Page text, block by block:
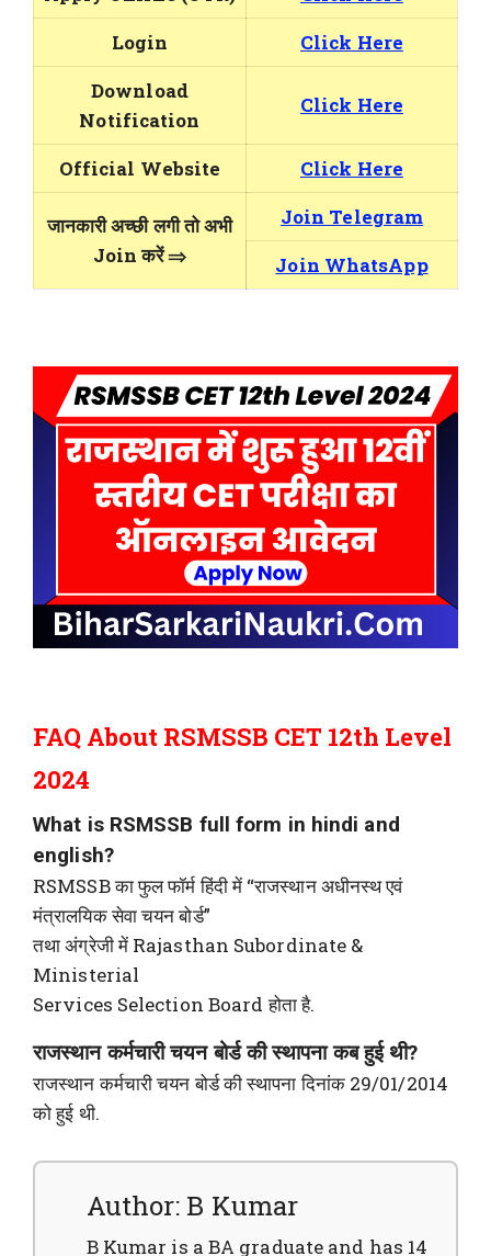
Login
Click Here
Download
Notification
Click Here
Official Website Click Here
जानकारी अच्छी लगी तो अभी
Join करें ⇒
Join Telegram
Join WhatsApp
FAQ About RSMSSB CET 12th Level
2024
What is RSMSSB full form in hindi and
english?
RSMSSB का फुल फॉर्म हिंदी में “राजस्थान अधीनस्थ एवं
मंत्रालयिक सेवा चयन बोर्ड”
तथा अंग्रेजी में Rajasthan Subordinate &
Ministerial
Services Selection Board होता है.
राजस्थान कर्मचारी चयन बोर्ड की स्थापना कब हुई थी?
राजस्थान कर्मचारी चयन बोर्ड की स्थापना दिनांक 29/01/2014
को हुई थी.
Author: B Kumar
B Kumar is a BA graduate and has 14